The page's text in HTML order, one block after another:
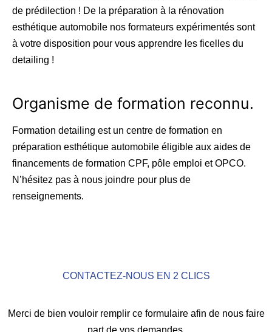
de prédilection ! De la préparation à la rénovation
esthétique automobile nos formateurs expérimentés sont
à votre disposition pour vous apprendre les ficelles du
detailing !
Organisme de formation reconnu.
Formation detailing est un centre de formation en
préparation esthétique automobile éligible aux aides de
financements de formation CPF, pôle emploi et OPCO.
N’hésitez pas à nous joindre pour plus de
renseignements.
CONTACTEZ-NOUS EN 2 CLICS
Merci de bien vouloir remplir ce formulaire afin de nous faire
part de vos demandes.